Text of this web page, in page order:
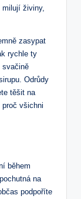
živiny,
zasypat
rychle ty
svačině
Odrůdy
těšit na
proč všichni
během
na
podpoříte